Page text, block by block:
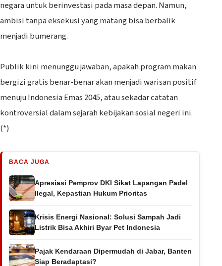
negara untuk berinvestasi pada masa depan. Namun,
ambisi tanpa eksekusi yang matang bisa berbalik
menjadi bumerang.
‎Publik kini menunggu jawaban, apakah program makan
bergizi gratis benar-benar akan menjadi warisan positif
menuju Indonesia Emas 2045, atau sekadar catatan
kontroversial dalam sejarah kebijakan sosial negeri ini.
(*)
BACA JUGA
Apresiasi Pemprov DKI Sikat Lapangan Padel
Ilegal, Kepastian Hukum Prioritas
Krisis Energi Nasional: Solusi Sampah Jadi
Listrik Bisa Akhiri Byar Pet Indonesia
Pajak Kendaraan Dipermudah di Jabar, Banten
Siap Beradaptasi?